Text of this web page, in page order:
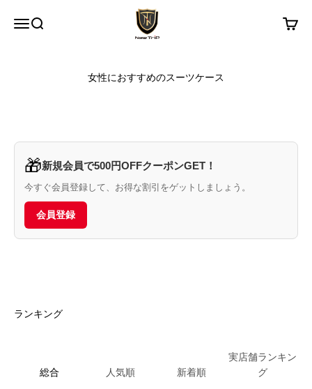
メニュー
検索
New Trip
カート
女性におすすめのスーツケース
🎁新規会員で500円OFFクーポンGET！
今すぐ会員登録して、お得な割引をゲットしましょう。
会員登録
ランキング
総合 人気順 新着順
実店舗ランキン
グ